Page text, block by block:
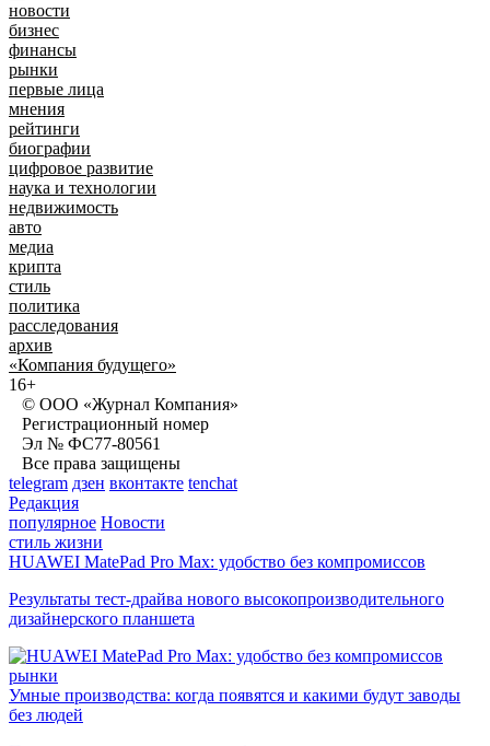
новости
бизнес
финансы
рынки
первые лица
мнения
рейтинги
биографии
цифровое развитие
наука и технологии
недвижимость
авто
медиа
крипта
стиль
политика
расследования
архив
«Компания будущего»
16+
© ООО «Журнал Компания»
Регистрационный номер
Эл № ФС77-80561
Все права защищены
telegram дзен вконтакте tenchat
Редакция
популярное Новости
стиль жизни
HUAWEI MatePad Pro Max: удобство без компромиссов
Результаты тест-драйва нового высокопроизводительного
дизайнерского планшета
рынки
Умные производства: когда появятся и какими будут заводы
без людей